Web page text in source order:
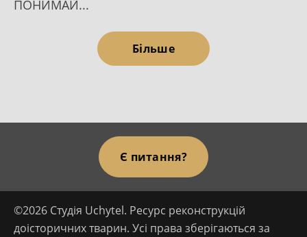
ПОНИМАЙ...
Більше
Є питання?
©2026 Студія Uchytel. Ресурс реконструкцій
доісторичних тварин. Усі права зберігаються за